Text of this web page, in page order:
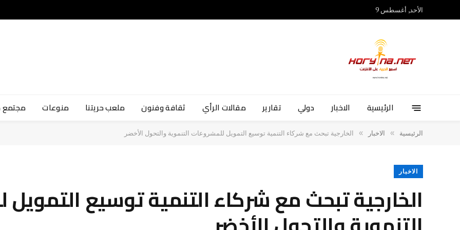
الأحد, أغسطس 9
الرئيسية الاخبار دولي تقارير مقالات الرأي ثقافة وفنون ملعب حريتنا منوعات
الرئيسية » الاخبار » الخارجية تبحث مع شركاء التنمية توسيع التمويل للمشروعات التنموية والتحول الأخضر
الاخبار
الخارجية تبحث مع شركاء التنمية توسيع